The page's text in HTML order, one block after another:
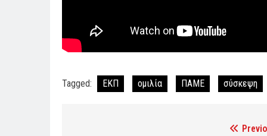
Tagged: ΕΚΠ ομιλία ΠΑΜΕ σύσκεψη